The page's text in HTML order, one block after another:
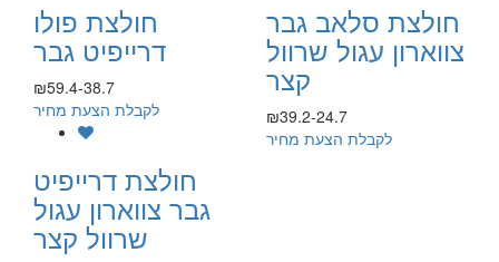
חולצת סלאב גבר
צווארון עגול שרוול
קצר
₪39.2-24.7
לקבלת הצעת מחיר
חולצת פולו
דרייפיט גבר
₪59.4-38.7
לקבלת הצעת מחיר
חולצת דרייפיט
גבר צווארון עגול
שרוול קצר